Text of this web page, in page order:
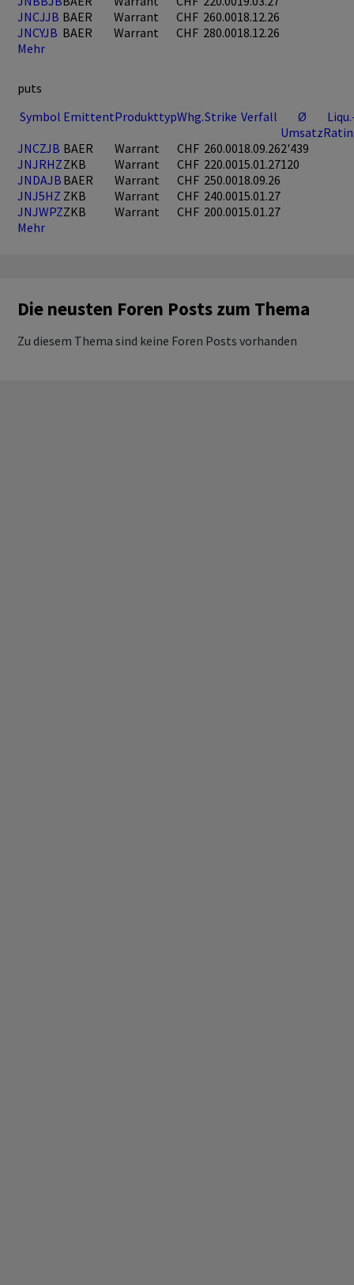
JNCJJB BAER Warrant CHF 260.0018.12.26
JNCYJB BAER Warrant CHF 280.0018.12.26
Mehr
puts
Symbol EmittentProdukttypWhg.Strike Verfall
Ø
Umsatz
JNCZJB BAER Warrant CHF 260.0018.09.262'439
JNJRHZZKB Warrant CHF 220.0015.01.27120
JNDAJB BAER Warrant CHF 250.0018.09.26
JNJ5HZ ZKB Warrant CHF 240.0015.01.27
JNJWPZZKB Warrant CHF 200.0015.01.27
Mehr
Die neusten Foren Posts zum Thema
Zu diesem Thema sind keine Foren Posts vorhanden